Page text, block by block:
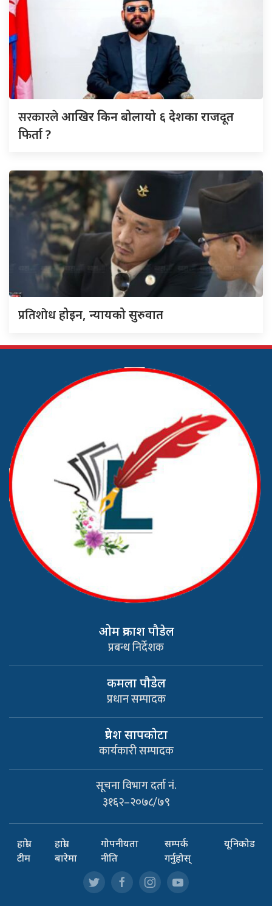
सरकारलेआखिर किन बोलायो ६ देशका राजदूत
फिर्ता ?
प्रतिशोधहोइन, न्यायको सुरुवात
ओम प्रकाश पौडेल
प्रबन्ध निर्देशक
कमला पौडेल
प्रधान सम्पादक
प्रवेश सापकाेटा
कार्यकारी सम्पादक
सूचना विभाग दर्ता नं.
३१६२–२०७८/७९
हाम्रो
टीम
हाम्रो
बारेमा
गोपनीयता
नीति
सम्पर्क
गर्नुहोस्
यूनिकोड